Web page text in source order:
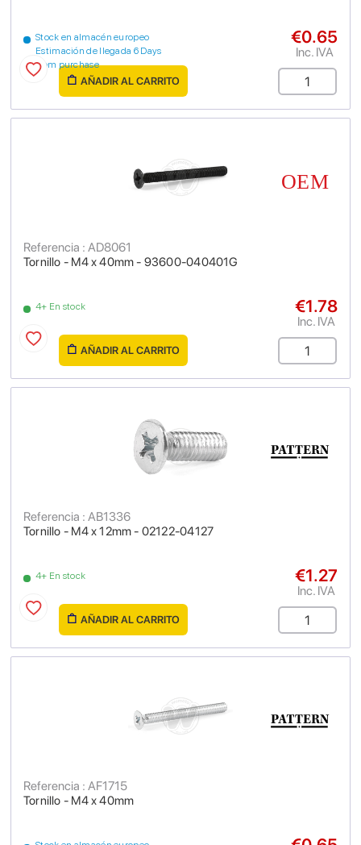
Stock en almacén europeo
Estimación de llegada 6 Days
from purchase
€0.65
Inc. IVA
AÑADIR AL CARRITO
Tornillo - M4 x 40mm - 93600-040401G
Referencia : AD8061
4+ En stock €1.78
Inc. IVA
AÑADIR AL CARRITO
Tornillo - M4 x 12mm - 02122-04127
Referencia : AB1336
4+ En stock €1.27
Inc. IVA
AÑADIR AL CARRITO
Tornillo - M4 x 40mm
Referencia : AF1715